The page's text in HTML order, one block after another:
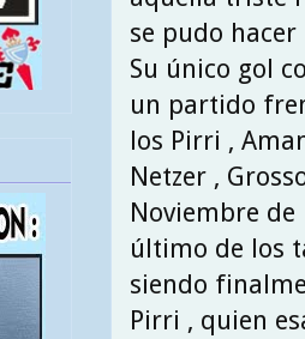
se pudo hacer
Su único gol
un partido
los Pirri ,
Netzer ,
Noviembre
último de los
siendo
Pirri , quien